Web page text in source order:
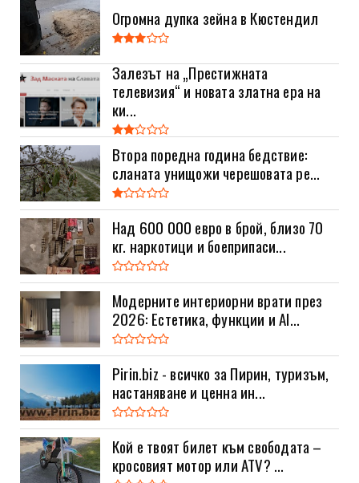
Огромна дупка зейна в Кюстендил
Залезът на „Престижната
телевизия“ и новата златна ера на
ки...
Втора поредна година бедствие:
сланата унищожи черешовата ре...
Над 600 000 евро в брой, близо 70
кг. наркотици и боеприпаси...
Модерните интериорни врати през
2026: Естетика, функции и AI...
Pirin.biz - всичко за Пирин, туризъм,
настаняване и ценна ин...
Кой е твоят билет към свободата –
кросовият мотор или ATV? ...